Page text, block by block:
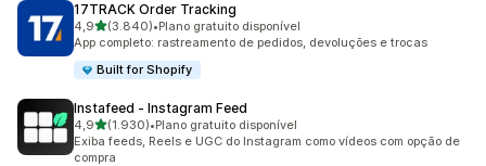
17TRACK Order Tracking
4,9de 5 estrelas
(3.840)
3840 avaliações ao todo
•Plano gratuito disponível
App completo: rastreamento de pedidos, devoluções e trocas
Built for Shopify
Instafeed ‑ Instagram Feed
4,9de 5 estrelas
(1.930)
1930 avaliações ao todo
•Plano gratuito disponível
Exiba feeds, Reels e UGC do Instagram como vídeos com opção de
compra